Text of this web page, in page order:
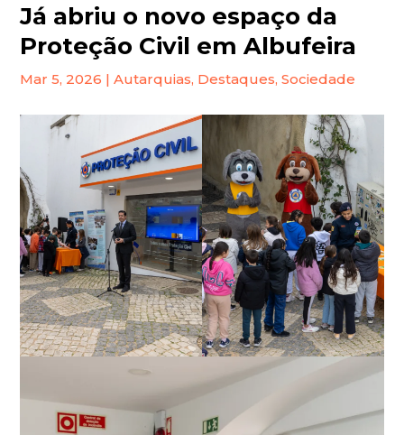
Já abriu o novo espaço da
Proteção Civil em Albufeira
Mar 5, 2026 |Autarquias, Destaques,Sociedade